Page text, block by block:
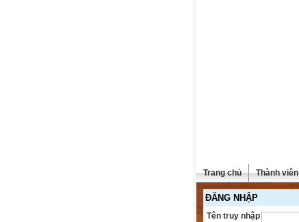
Trang chủ Thành viên
ĐĂNG NHẬP
Tên truy nhập